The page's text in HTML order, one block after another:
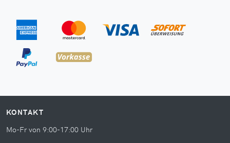
KONTAKT
Mo-Fr von 9:00-17:00 Uhr